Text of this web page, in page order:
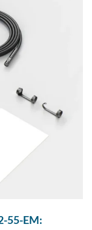
55-EM: